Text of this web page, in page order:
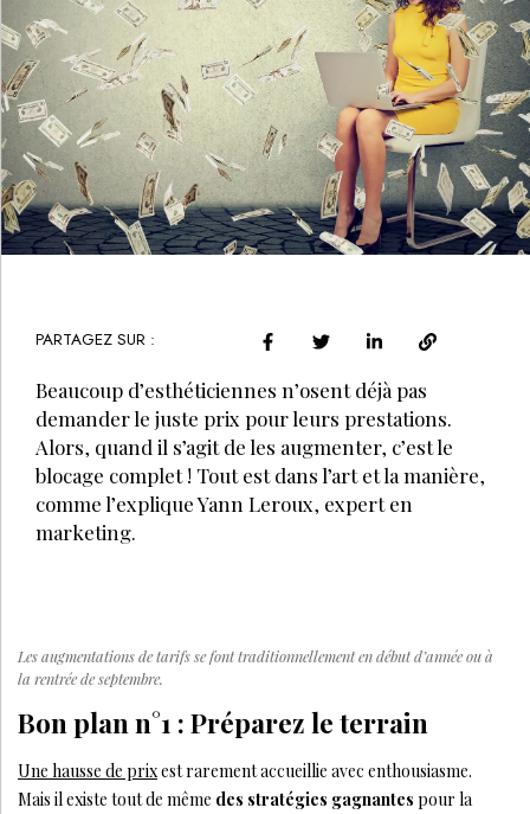
PARTAGEZ SUR :
Beaucoup d’esthéticiennes n’osent déjà pas
demander le juste prix pour leurs prestations.
Alors, quand il s’agit de les augmenter, c’est le
blocage complet ! Tout est dans l’art et la manière,
comme l’explique Yann Leroux, expert en
marketing.
Les augmentations de tarifs se font traditionnellement en début d’année ou à
la rentrée de septembre.
Bon plan n°1 : Préparez le terrain
Une hausse de prixest rarement accueillie avec enthousiasme.
Mais il existe tout de même des stratégies gagnantes pour la